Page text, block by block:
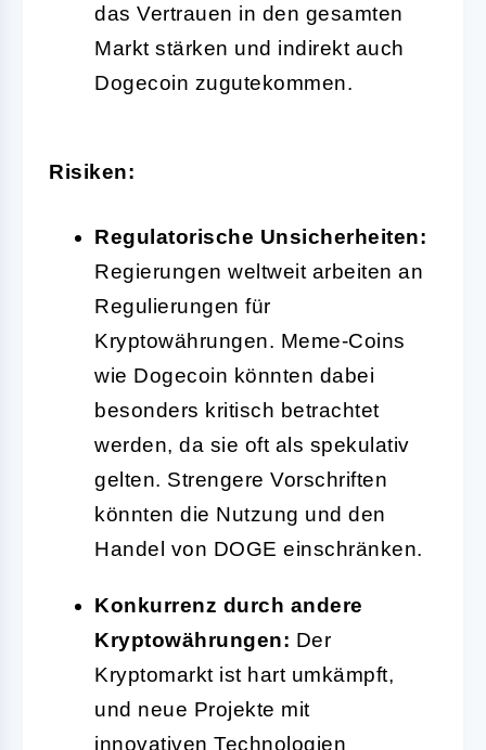
das Vertrauen in den gesamten
Markt stärken und indirekt auch
Dogecoin zugutekommen.
Risiken:
Regulatorische Unsicherheiten:
Regierungen weltweit arbeiten an
Regulierungen für
Kryptowährungen. Meme-Coins
wie Dogecoin könnten dabei
besonders kritisch betrachtet
werden, da sie oft als spekulativ
gelten. Strengere Vorschriften
könnten die Nutzung und den
Handel von DOGE einschränken.
Konkurrenz durch andere
Kryptowährungen: Der
Kryptomarkt ist hart umkämpft,
und neue Projekte mit
innovativen Technologien